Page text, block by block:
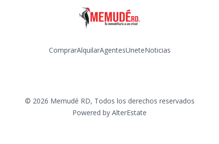
ComprarAlquilarAgentesUneteNoticias
© 2026 Memudé RD, Todos los derechos reservados
Powered by AlterEstate